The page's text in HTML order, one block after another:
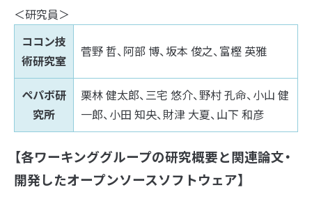
＜研究員＞
ココン技
術研究室
菅野 哲、阿部 博、坂本 俊之、富樫 英雅
ペパボ研
究所
栗林 健太郎、三宅 悠介、野村 孔命、小山 健
一郎、小田 知央、財津 大夏、山下 和彦
【各ワーキンググループの研究概要と関連論文・
開発したオープンソースソフトウェア】